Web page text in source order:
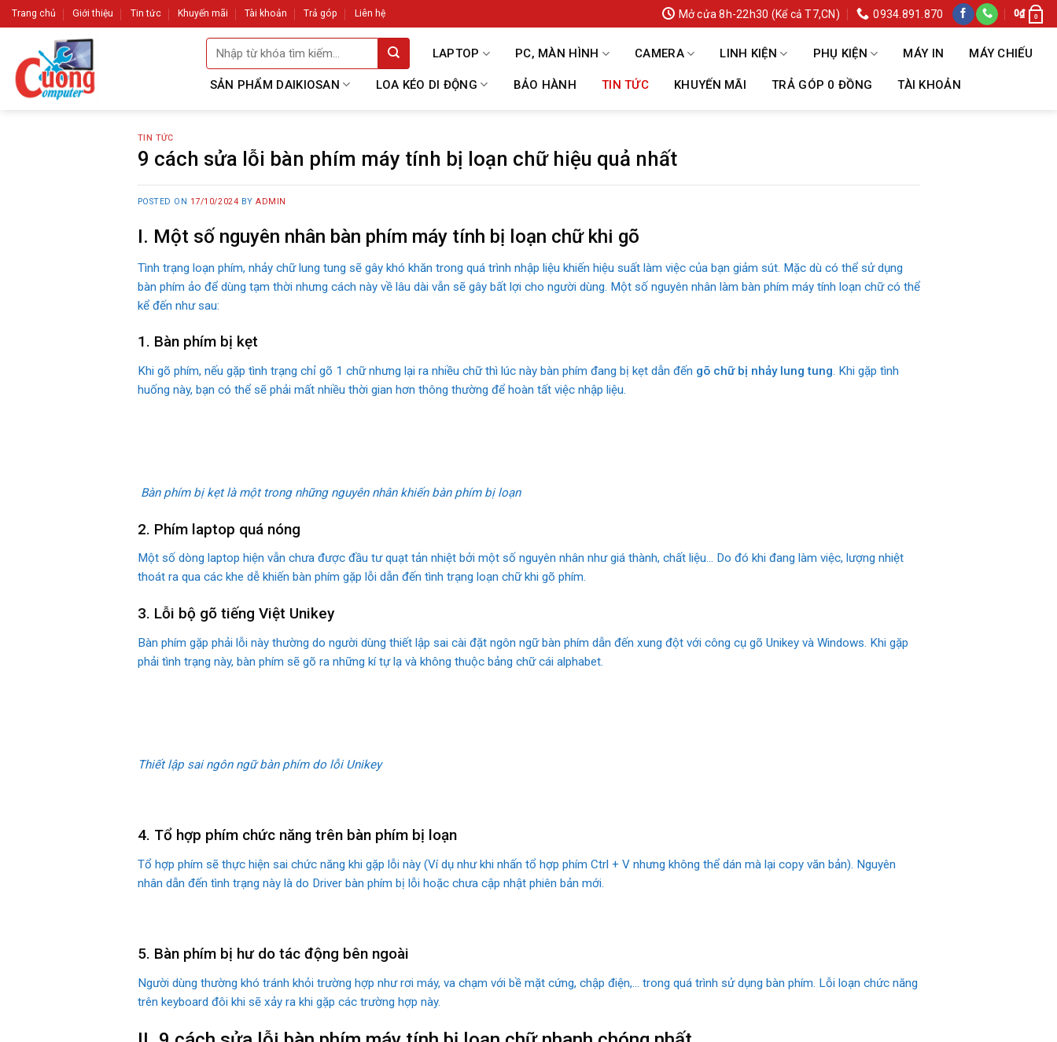
Skip
to
Trang chủ Giới thiệu Tin tức Khuyến mãi Tài khoản Trả góp Liên hệ Mở cửa 8h-22h30 (Kể cả T7,CN) 0934.891.870 0₫ 0
Tìm
kiếm:
LAPTOP PC, MÀN HÌNH CAMERA LINH KIỆN PHỤ KIỆN MÁY IN MÁY CHIẾU
SẢN PHẨM DAIKIOSAN LOA KÉO DI ĐỘNG BẢO HÀNH TIN TỨC KHUYẾN MÃI TRẢ GÓP 0 ĐỒNG TÀI KHOẢN
TIN TỨC
9 cách sửa lỗi bàn phím máy tính bị loạn chữ hiệu quả nhất
POSTED ON 17/10/2024 BYADMIN
I. Một số nguyên nhân bàn phím máy tính bị loạn chữ khi gõ
Tình trạng loạn phím, nhảy chữ lung tung sẽ gây khó khăn trong quá trình nhập liệu khiến hiệu suất làm việc của bạn giảm sút. Mặc dù có thể sử dụng
bàn phím ảo để dùng tạm thời nhưng cách này về lâu dài vẫn sẽ gây bất lợi cho người dùng. Một số nguyên nhân làm bàn phím máy tính loạn chữ có thể
kể đến như sau:
1. Bàn phím bị kẹt
Khi gõ phím, nếu gặp tình trạng chỉ gõ 1 chữ nhưng lại ra nhiều chữ thì lúc này bàn phím đang bị kẹt dẫn đến gõ chữ bị nhảy lung tung. Khi gặp tình
huống này, bạn có thể sẽ phải mất nhiều thời gian hơn thông thường để hoàn tất việc nhập liệu.
Bàn phím bị kẹt là một trong những nguyên nhân khiến bàn phím bị loạn
2. Phím laptop quá nóng
Một số dòng laptop hiện vẫn chưa được đầu tư quạt tản nhiệt bởi một số nguyên nhân như giá thành, chất liệu… Do đó khi đang làm việc, lượng nhiệt
thoát ra qua các khe dễ khiến bàn phím gặp lỗi dẫn đến tình trạng loạn chữ khi gõ phím.
3. Lỗi bộ gõ tiếng Việt Unikey
Bàn phím gặp phải lỗi này thường do người dùng thiết lập sai cài đặt ngôn ngữ bàn phím dẫn đến xung đột với công cụ gõ Unikey và Windows. Khi gặp
phải tình trạng này, bàn phím sẽ gõ ra những kí tự lạ và không thuộc bảng chữ cái alphabet.
Thiết lập sai ngôn ngữ bàn phím do lỗi Unikey
4. Tổ hợp phím chức năng trên bàn phím bị loạn
Tổ hợp phím sẽ thực hiện sai chức năng khi gặp lỗi này (Ví dụ như khi nhấn tổ hợp phím Ctrl + V nhưng không thể dán mà lại copy văn bản). Nguyên
nhân dẫn đến tình trạng này là do Driver bàn phím bị lỗi hoặc chưa cập nhật phiên bản mới.
5. Bàn phím bị hư do tác động bên ngoài
Người dùng thường khó tránh khỏi trường hợp như rơi máy, va chạm với bề mặt cứng, chập điện,… trong quá trình sử dụng bàn phím. Lỗi loạn chức năng
trên keyboard đôi khi sẽ xảy ra khi gặp các trường hợp này.